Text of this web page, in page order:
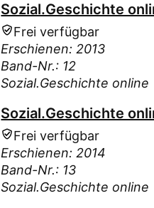
Sozial.Geschichte
Frei verfügbar
Erschienen: 2013
Band-Nr.: 12
Sozial.Geschichte online
Sozial.Geschichte
Frei verfügbar
Erschienen: 2014
Band-Nr.: 13
Sozial.Geschichte online